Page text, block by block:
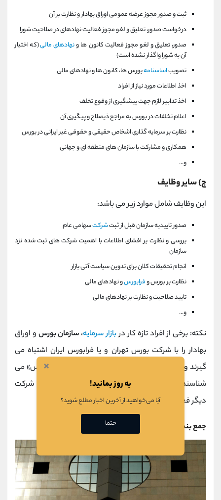
ثبت و صدور مجوز عرضه عمومی اوراق بهادار و نظارت بر آن
درخواست صدور، تعلیق و لغو مجوز فعالیت نهادهای در صلاحیت شورا
صدور، تعلیق و لغو مجوز فعالیت کانون ها ونهادهای مالی(که اختیار
آن به شورا واگذار نشده است)
تصویباساسنامهبورس ها، کانون ها و نهادهای مالی
اخذ اطلاعات مورد نیاز از افراد
اخذ تدابیر لازم جهت پیشگیری از وقوع تخلف
اعلام تخلفات در بورس به مراجع ذیصلاح و پیگیری آن
نظارت بر سرمایه گذاری اشخاص حقیقی و حقوقی غیر ایرانی در بورس
همکاری و مشارکت با سازمان های منطقه ای و جهانی
و...
ج) سایر وظایف
این وظایف شامل موارد زیر می باشد:
صدور تاییدیه سازمان قبل از ثبتشرکتسهامی عام
بررسی و نظارت بر افشای اطلاعات با اهمیت شرکت های ثبت شده نزد
سازمان
انجام تحقیقات کلان برای تدوین سیاست آتی بازار
نظارت بر بورس وفرابورسو نهادهای مالی
تایید صلاحیت و نظارت بر نهادهای مالی
و...
نکته: برخی از افراد تازه کار دربازار سرمایه، سازمان بورس و اوراق
بهادار را با شرکت بورس تهران و یا فرابورس ایران اشتباه می
گیرند و در زبان عامیانه خود، همه آن ها را با عنوان «بورس» می
شناسند. در حالیکه این سازمان نقش نظارتی دارد و 2 شرکت
دیگر فعالیت هایی کاملا متفاوت دارند.
جمع بندی
×
به روز بمانید!
آیا می‌خواهید از آخرین اخبار مطلع شوید؟
حتما